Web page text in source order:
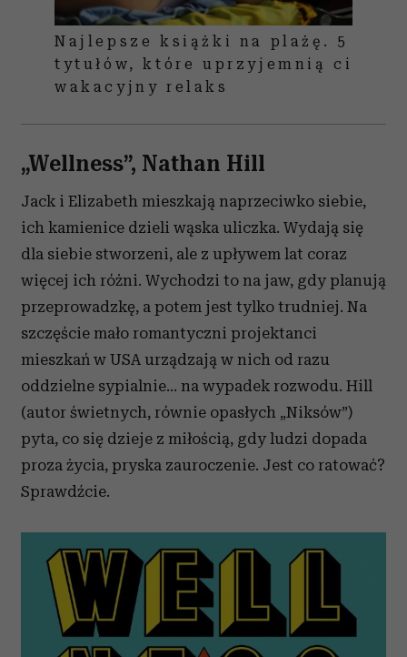
Najlepsze książki na plażę. 5
tytułów, które uprzyjemnią ci
wakacyjny relaks
„Wellness”, Nathan Hill
Jack i Elizabeth mieszkają naprzeciwko siebie,
ich kamienice dzieli wąska uliczka. Wydają się
dla siebie stworzeni, ale z upływem lat coraz
więcej ich różni. Wychodzi to na jaw, gdy planują
przeprowadzkę, a potem jest tylko trudniej. Na
szczęście mało romantyczni projektanci
mieszkań w USA urządzają w nich od razu
oddzielne sypialnie... na wypadek rozwodu. Hill
(autor świetnych, równie opasłych „Niksów”)
pyta, co się dzieje z miłością, gdy ludzi dopada
proza życia, pryska zauroczenie. Jest co ratować?
Sprawdźcie.